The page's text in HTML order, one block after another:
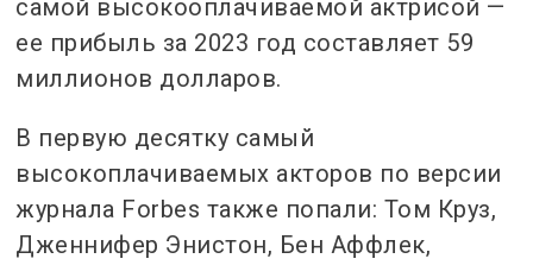
самой высокооплачиваемой актрисой —
ее прибыль за 2023 год составляет 59
миллионов долларов.
В первую десятку самый
высокоплачиваемых акторов по версии
журнала Forbes также попали: Том Круз,
Дженнифер Энистон, Бен Аффлек,